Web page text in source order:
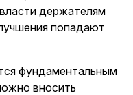
держателям
попадают
фундаментальным
вносить